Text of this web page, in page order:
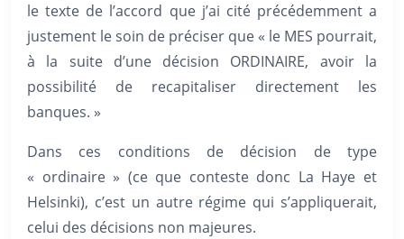
le texte de l’accord que j’ai cité précédemment a
justement le soin de préciser que « le MES pourrait,
à la suite d’une décision ORDINAIRE, avoir la
possibilité de recapitaliser directement les
banques. »
Dans ces conditions de décision de type
« ordinaire » (ce que conteste donc La Haye et
Helsinki), c’est un autre régime qui s’appliquerait,
celui des décisions non majeures.